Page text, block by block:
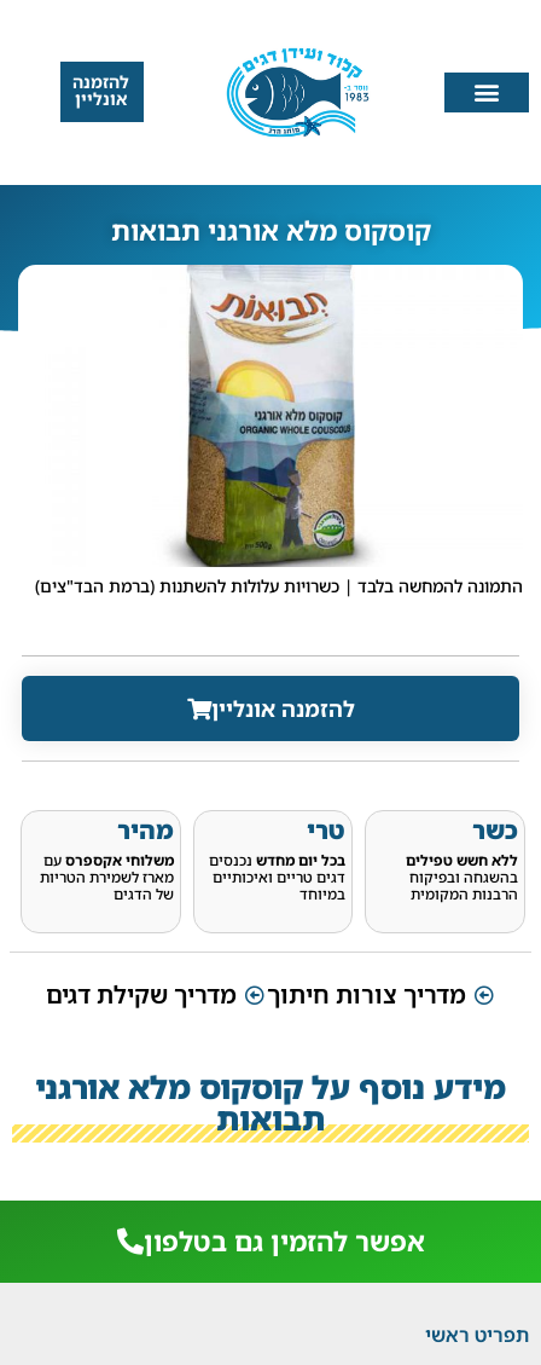
להזמנה
אונליין
קוסקוס מלא אורגני תבואות
התמונה להמחשה בלבד | כשרויות עלולות להשתנות (ברמת הבד"צים)
להזמנה אונליין
כשר
ללא חשש טפילים
בהשגחה ובפיקוח
הרבנות המקומית
טרי
בכל יום מחדשנכנסים
דגים טריים ואיכותיים
במיוחד
מהיר
משלוחי אקספרסעם
מארז לשמירת הטריות
של הדגים
מדריך צורות חיתוך מדריך שקילת דגים
מידע נוסף על קוסקוס מלא אורגני
תבואות
אפשר להזמין גם בטלפון
תפריט ראשי